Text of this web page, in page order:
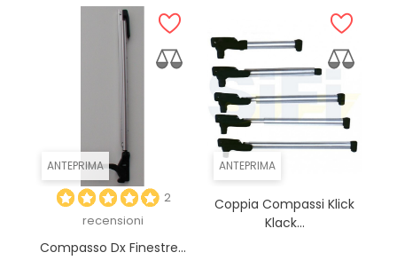
ANTEPRIMA
2
recensioni
Compasso Dx Finestre...
ANTEPRIMA
Coppia Compassi Klick
Klack...